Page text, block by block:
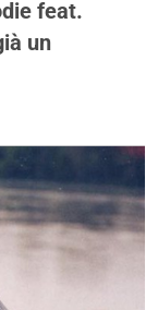
feat.
un